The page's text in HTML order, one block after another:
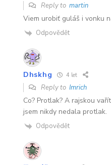
Reply to martin
Viem urobiť guláš i vonku
Odpovědět
Dhskhg 4 let
Reply to Imrich
Co? Protlak? A rajskou
jsem nikdy nedala protlak.
Odpovědět